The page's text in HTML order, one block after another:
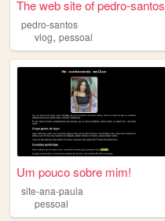
The web site of pedro-santos
pedro-santos
vlog, pessoal
Um pouco sobre mim!
site-ana-paula
pessoal